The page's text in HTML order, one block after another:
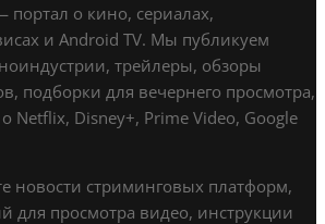
портал о кино, сериалах,
и Android TV. Мы публикуем
трейлеры, обзоры
подборки для вечернего просмотра,
Netflix, Disney+, Prime Video, Google
новости стриминговых платформ,
для просмотра видео, инструкции